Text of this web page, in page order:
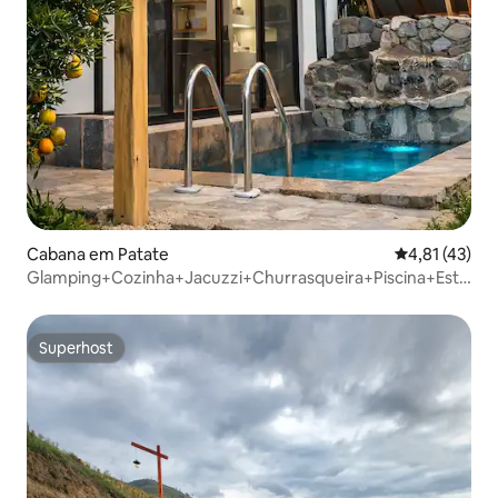
Cabana em Patate
4,81 (43)
Superhost
Superhost